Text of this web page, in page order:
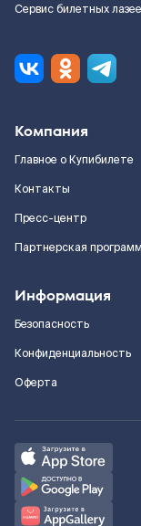
Сервис билетных
Компания
Главное о Купибилете
Контакты
Пресс-центр
Партнерская
Информация
Безопасность
Конфиденциальность
Оферта